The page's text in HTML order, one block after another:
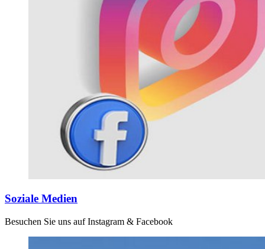
Soziale Medien
Besuchen Sie uns auf Instagram & Facebook